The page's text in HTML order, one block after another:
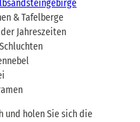
& Tafelberge
Jahreszeiten
und holen Sie sich die